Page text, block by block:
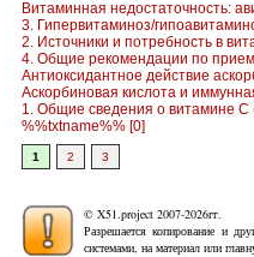
Витаминная недостаточность:
3. Гипервитаминоз/
2. Источники и потребность в
4. Общие рекомендации по
Антиоксидантное действие
Аскорбиновая кислота и
1. Общие сведения о витамине C
%%txtname%% [0]
1 2 3
© X51.project 2007-2026гг.
Разрешается копирование и
системами, на материал или